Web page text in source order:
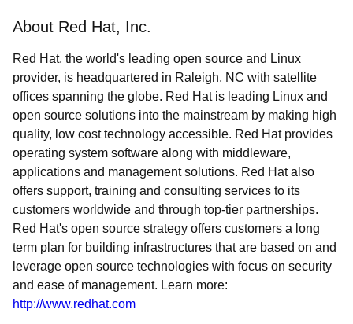
About Red Hat, Inc.
Red Hat, the world's leading open source and Linux
provider, is headquartered in Raleigh, NC with satellite
offices spanning the globe. Red Hat is leading Linux and
open source solutions into the mainstream by making high
quality, low cost technology accessible. Red Hat provides
operating system software along with middleware,
applications and management solutions. Red Hat also
offers support, training and consulting services to its
customers worldwide and through top-tier partnerships.
Red Hat's open source strategy offers customers a long
term plan for building infrastructures that are based on and
leverage open source technologies with focus on security
and ease of management. Learn more:
http://www.redhat.com